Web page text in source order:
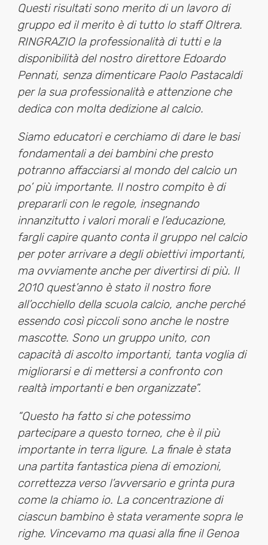
Questi risultati sono merito di un lavoro di
gruppo ed il merito è di tutto lo staff Oltrera.
RINGRAZIO la professionalità di tutti e la
disponibilità del nostro direttore Edoardo
Pennati, senza dimenticare Paolo Pastacaldi
per la sua professionalità e attenzione che
dedica con molta dedizione al calcio.
Siamo educatori e cerchiamo di dare le basi
fondamentali a dei bambini che presto
potranno affacciarsi al mondo del calcio un
po’ più importante. Il nostro compito è di
prepararli con le regole, insegnando
innanzitutto i valori morali e l’educazione,
fargli capire quanto conta il gruppo nel calcio
per poter arrivare a degli obiettivi importanti,
ma ovviamente anche per divertirsi di più. Il
2010 quest’anno è stato il nostro fiore
all’occhiello della scuola calcio, anche perché
essendo così piccoli sono anche le nostre
mascotte. Sono un gruppo unito, con
capacità di ascolto importanti, tanta voglia di
migliorarsi e di mettersi a confronto con
realtà importanti e ben organizzate”.
“Questo ha fatto si che potessimo
partecipare a questo torneo, che è il più
importante in terra ligure. La finale è stata
una partita fantastica piena di emozioni,
correttezza verso l’avversario e grinta pura
come la chiamo io. La concentrazione di
ciascun bambino è stata veramente sopra le
righe. Vincevamo ma quasi alla fine il Genoa